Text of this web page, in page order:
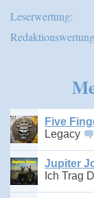
Leserwertung:
Five
Legacy
Jupiter
Ich Trag